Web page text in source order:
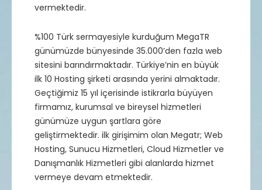
vermektedir.
%100 Türk sermayesiyle kurduğum MegaTR
günümüzde bünyesinde 35.000’den fazla web
sitesini barındırmaktadır. Türkiye’nin en büyük
ilk 10 Hosting şirketi arasında yerini almaktadır.
Geçtiğimiz 15 yıl içerisinde istikrarla büyüyen
firmamız, kurumsal ve bireysel hizmetleri
günümüze uygun şartlara göre
geliştirmektedir. ilk girişimim olan Megatr; Web
Hosting, Sunucu Hizmetleri, Cloud Hizmetler ve
Danışmanlık Hizmetleri gibi alanlarda hizmet
vermeye devam etmektedir.